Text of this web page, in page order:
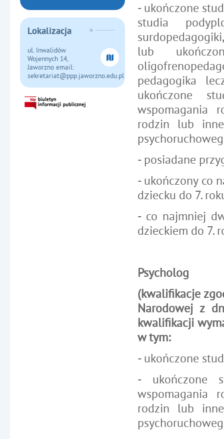
Lokalizacja
ul. Inwalidów
Wojennych 14,
Jaworzno email:
sekretariat@ppp.jaworzno.edu.pl
- ukończone
studia
lub
pedagogika
ukończone
wspomagania
rodzin lub
- posiadane
- ukończony co
dziecku do 7.
- co najmniej
dzieckiem do 7.
Psycholog
(kwalifikacje
Narodowej z
kwalifikacji
w tym:
- ukończone
- ukończone
wspomagania
rodzin lub